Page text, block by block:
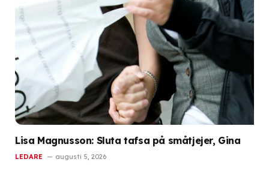
Lisa Magnusson: Sluta tafsa på småtjejer, Gina
LEDARE augusti 5, 2026